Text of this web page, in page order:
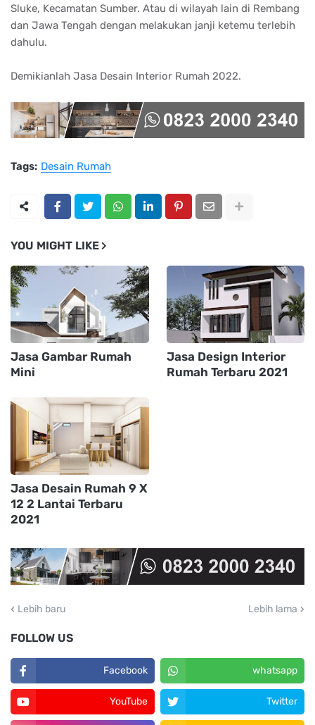
Sluke, Kecamatan Sumber. Atau di wilayah lain di Rembang
dan Jawa Tengah dengan melakukan janji ketemu terlebih
dahulu.
Demikianlah Jasa Desain Interior Rumah 2022.
Tags: Desain Rumah
YOU MIGHT LIKE
Jasa Gambar Rumah
Mini
Jasa Design Interior
Rumah Terbaru 2021
Jasa Desain Rumah 9 X
12 2 Lantai Terbaru
2021
Lebih baru Lebih lama
FOLLOW US
Facebook whatsapp
YouTube Twitter